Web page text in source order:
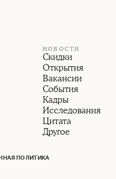
НОВОСТИ
Скидки
Открытия
Вакансии
События
Кадры
Исследования
Цитата
Другое
ПОЛИТИКА